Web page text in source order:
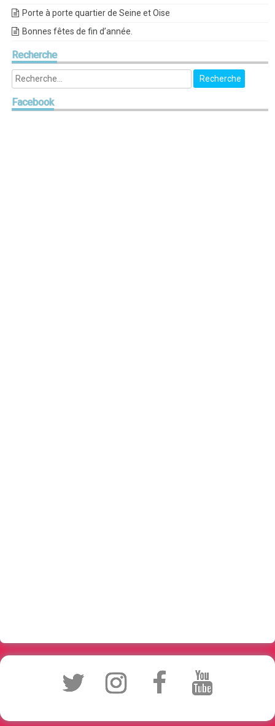
Porte à porte quartier de Seine et Oise
Bonnes fêtes de fin d’année.
Recherche
Facebook